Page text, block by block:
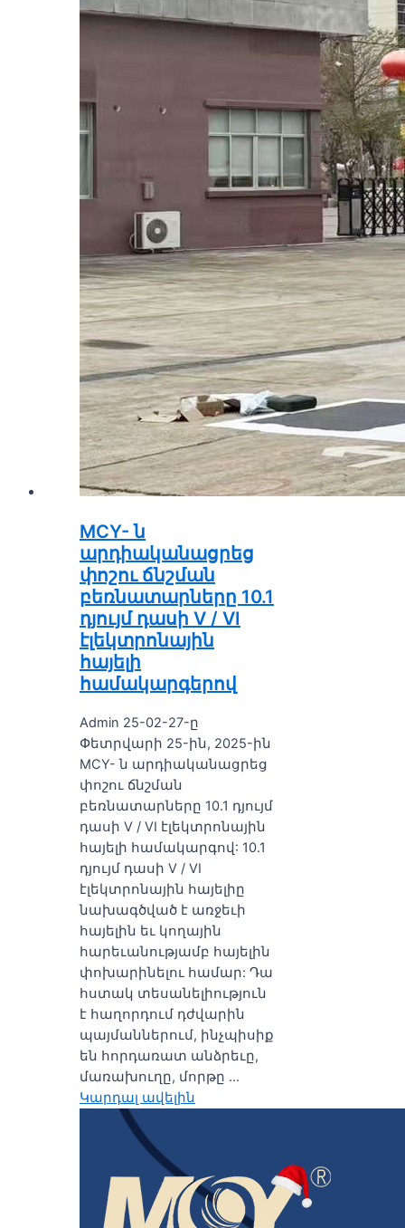
MCY- ն
արդիականացրեց
փոշու ճնշման
բեռնատարները 10.1
դյույմ դասի V / VI
էլեկտրոնային
հայելի
համակարգերով
Admin 25-02-27-ը
Փետրվարի 25-ին, 2025-ին
MCY- ն արդիականացրեց
փոշու ճնշման
բեռնատարները 10.1 դյույմ
դասի V / VI էլեկտրոնային
հայելի համակարգով: 10.1
դյույմ դասի V / VI
էլեկտրոնային հայելիը
նախագծված է առջեւի
հայելին եւ կողային
հարեւանությամբ հայելին
փոխարինելու համար: Դա
հստակ տեսանելիություն
է հաղորդում դժվարին
պայմաններում, ինչպիսիք
են հորդառատ անձրեւը,
մառախուղը, մորթը ...
Կարդալ ավելին